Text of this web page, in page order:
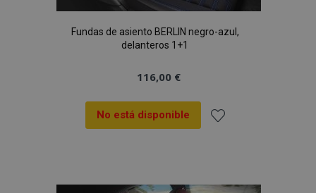
Fundas de asiento BERLIN negro-azul,
delanteros 1+1
116,00 €
No está disponible